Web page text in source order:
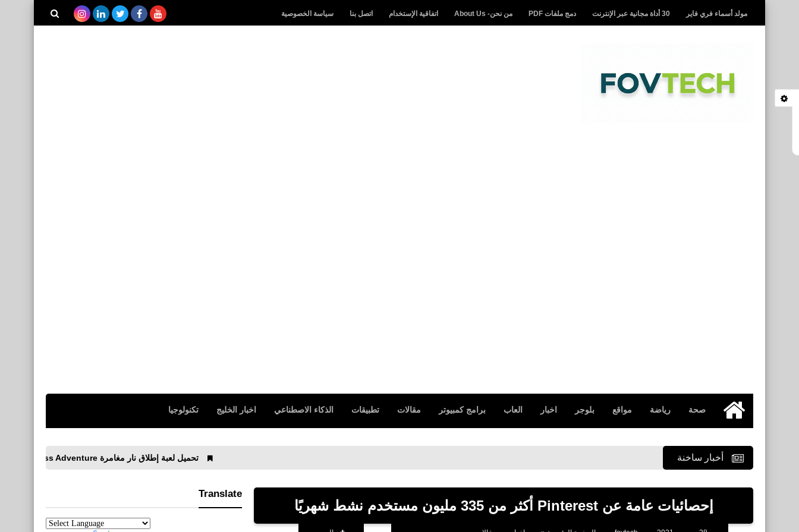
مولد أسماء فري فاير 30 أداة مجانية عبر الإنترنت دمج ملفات PDF من نحن- About Us اتفاقية الإستخدام اتصل بنا سياسة الخصوصية
الرئيسية
صحة رياضة مواقع بلوجر اخبار العاب برامج كمبيوتر مقالات تطبيقات الذكاء الاصطناعي اخبار الخليج تكنولوجيا
أخبار ساخنة تحميل لعبة إطلاق نار مغامرة Gunfire: Endless Adventure للأندرويد APK
إحصائيات عامة عن Pinterest أكثر من 335 مليون مستخدم نشط شهريًا
Translate